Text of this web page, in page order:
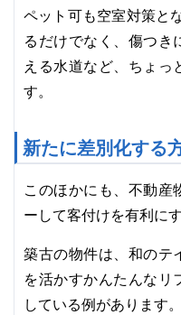
ペット可も空室対策と
るだけでなく、傷つき
える水道など、ちょっ
す。
新たに差別化する
このほかにも、不動産
ーして客付けを有利に
築古の物件は、和のテ
を活かすかんたんなリ
している例があります。